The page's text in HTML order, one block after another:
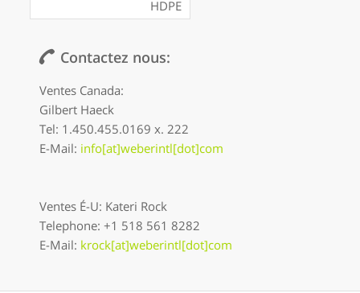
HDPE
Contactez nous:
Ventes Canada:
Gilbert Haeck
Tel: 1.450.455.0169 x. 222
E-Mail: info[at]weberintl[dot]com
Ventes É-U: Kateri Rock
Telephone: +1 518 561 8282
E-Mail: krock[at]weberintl[dot]com